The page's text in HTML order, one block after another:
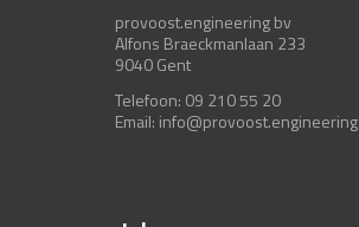
provoost.engineering bv
Alfons Braeckmanlaan 233
9040 Gent
Telefoon: 09 210 55 20
Email: info@provoost.engineering